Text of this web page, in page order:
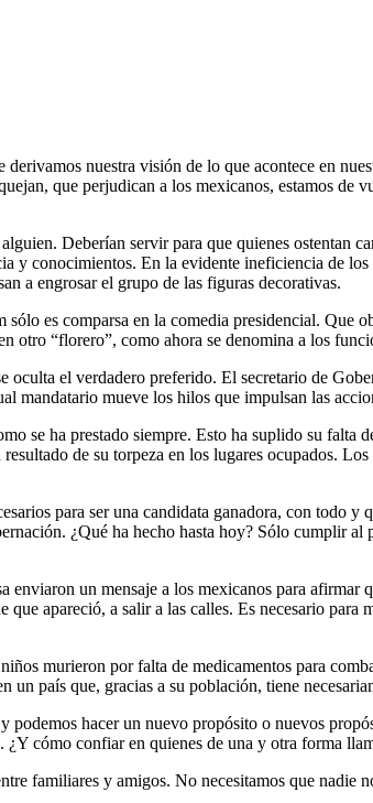
nuestra visión de lo que acontece en
que perjudican a los mexicanos, estamos de
Deberían servir para que quienes ostentan
y conocimientos. En la evidente ineficiencia de
a engrosar el grupo de las figuras decorativas.
es comparsa en la comedia presidencial. Que
otro “florero”, como ahora se denomina a los
oculta el verdadero preferido. El secretario de
mandatario mueve los hilos que impulsan las
se ha prestado siempre. Esto ha suplido su
de su torpeza en los lugares ocupados.
para ser una candidata ganadora, con todo
¿Qué ha hecho hasta hoy? Sólo cumplir
un mensaje a los mexicanos para afirmar
apareció, a salir a las calles. Es necesario
murieron por falta de medicamentos para
un país que, gracias a su población, tiene
hacer un nuevo propósito o nuevos
cómo confiar en quienes de una y otra forma
familiares y amigos. No necesitamos que nadie